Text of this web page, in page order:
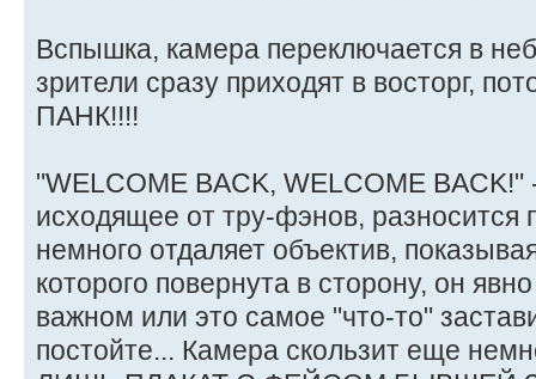
Вспышка, камера переключается в
зрители сразу приходят в восторг,
ПАНК!!!!
"WELCOME BACK, WELCOME BACK!"
исходящее от тру-фэнов, разносится
немного отдаляет объектив,
которого повернута в сторону, он
важном или это самое "что-то"
постойте... Камера скользит еще